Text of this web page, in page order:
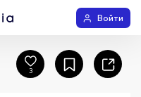
Войти
3